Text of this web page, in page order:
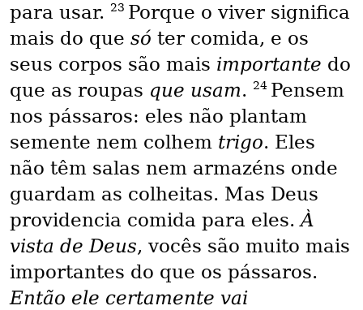
para usar. 23 Porque o viver significa
mais do que só ter comida, e os
seus corpos são mais importante do
que as roupas que usam. 24 Pensem
nos pássaros: eles não plantam
semente nem colhem trigo. Eles
não têm salas nem armazéns onde
guardam as colheitas. Mas Deus
providencia comida para eles.À
vista de Deus, vocês são muito mais
importantes do que os pássaros.
Então ele certamente vai